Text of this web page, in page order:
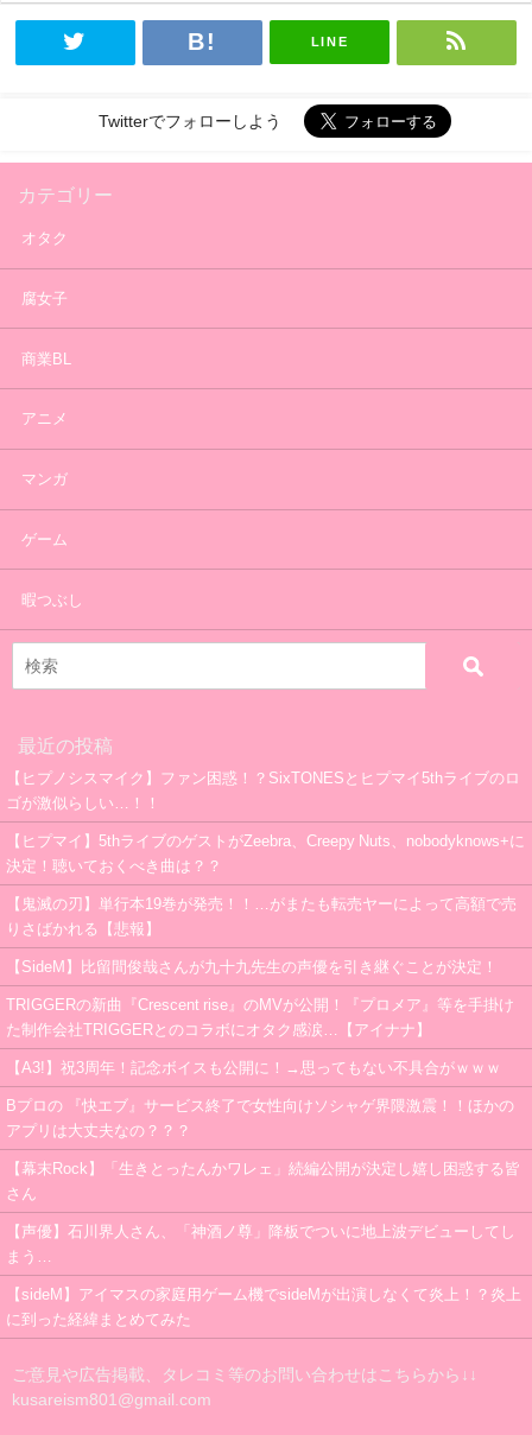
LINE
Twitterでフォローしよう
カテゴリー
オタク
腐女子
商業BL
アニメ
マンガ
ゲーム
暇つぶし
最近の投稿
【ヒプノシスマイク】ファン困惑！？SixTONESとヒプマイ5thライブのロ
ゴが激似らしい…！！
【ヒプマイ】5thライブのゲストがZeebra、Creepy Nuts、nobodyknows+に
決定！聴いておくべき曲は？？
【鬼滅の刃】単行本19巻が発売！！…がまたも転売ヤーによって高額で売
りさばかれる【悲報】
【SideM】比留間俊哉さんが九十九先生の声優を引き継ぐことが決定！
TRIGGERの新曲『Crescent rise』のMVが公開！『プロメア』等を手掛け
た制作会社TRIGGERとのコラボにオタク感涙…【アイナナ】
【A3!】祝3周年！記念ボイスも公開に！→思ってもない不具合がｗｗｗ
Bプロの 『快エブ』サービス終了で女性向けソシャゲ界隈激震！！ほかの
アプリは大丈夫なの？？？
【幕末Rock】「生きとったんかワレェ」続編公開が決定し嬉し困惑する皆
さん
【声優】石川界人さん、「神酒ノ尊」降板でついに地上波デビューしてし
まう…
【sideM】アイマスの家庭用ゲーム機でsideMが出演しなくて炎上！？炎上
に到った経緯まとめてみた
ご意見や広告掲載、タレコミ等のお問い合わせはこちらから↓↓
kusareism801@gmail.com